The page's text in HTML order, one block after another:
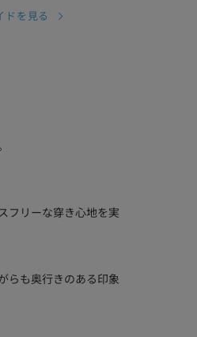
ドを見る
フリーな穿き心地を実
らも奥行きのある印象